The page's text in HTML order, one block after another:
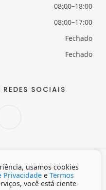
08:00–18:00
08:00–17:00
Fechado
Fechado
SOCIAIS
Auto
usamos cookies
Privacidade e Termos
você está ciente